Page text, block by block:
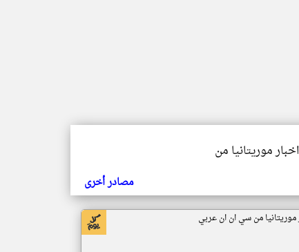
موريتانيا من
مصادر أخرى
موريتانيا من سي ان ان عربي